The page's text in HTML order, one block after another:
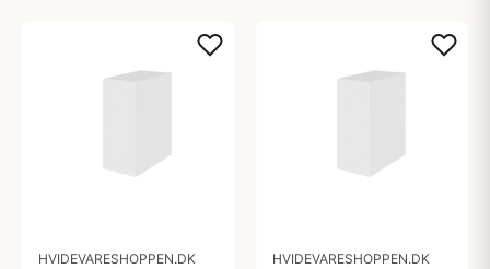
HVIDEVARESHOPPEN.DK HVIDEVARESHOPPEN.DK